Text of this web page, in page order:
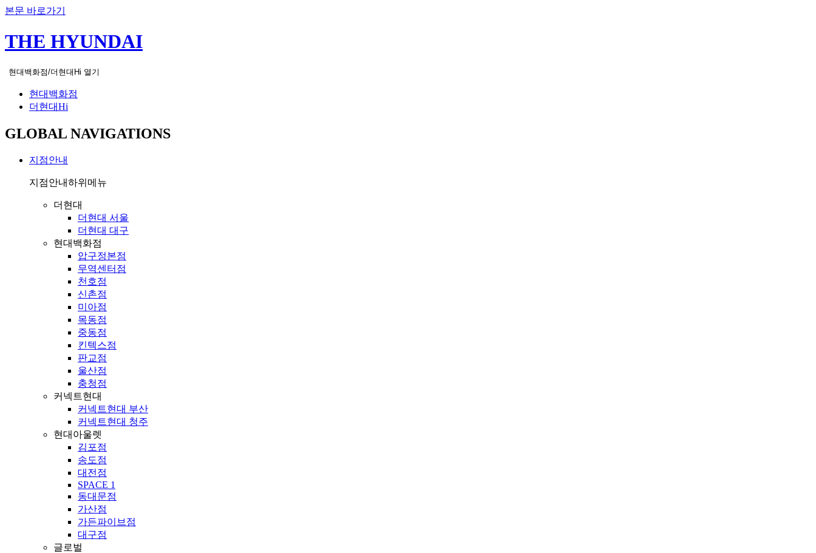
본문 바로가기
THE HYUNDAI
현대백화점/더현대Hi 열기
현대백화점
더현대Hi
GLOBAL NAVIGATIONS
지점안내
지점안내하위메뉴
더현대
더현대 서울
더현대 대구
현대백화점
압구정본점
무역센터점
천호점
신촌점
미아점
목동점
중동점
킨텍스점
판교점
울산점
충청점
커넥트현대
커넥트현대 부산
커넥트현대 청주
현대아울렛
김포점
송도점
대전점
SPACE 1
동대문점
가산점
가든파이브점
대구점
글로벌